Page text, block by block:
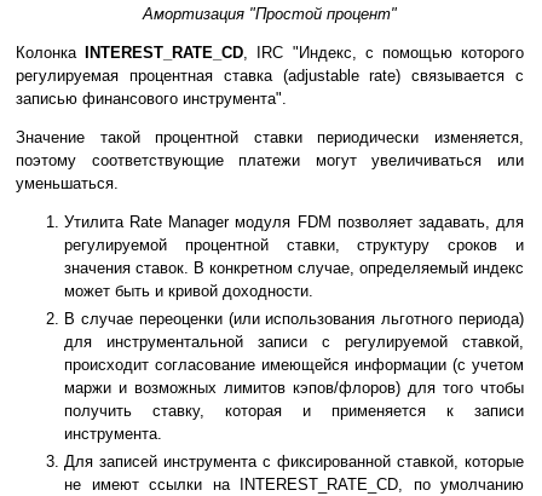
Амортизация "Простой процент"
Колонка INTEREST_RATE_CD, IRC "Индекс, с помощью которого
регулируемая процентная ставка (adjustable rate) связывается с
записью финансового инструмента".
Значение такой процентной ставки периодически изменяется,
поэтому соответствующие платежи могут увеличиваться или
уменьшаться.
Утилита Rate Manager модуля FDM позволяет задавать, для
регулируемой процентной ставки, структуру сроков и
значения ставок. В конкретном случае, определяемый индекс
может быть и кривой доходности.
В случае переоценки (или использования льготного периода)
для инструментальной записи с регулируемой ставкой,
происходит согласование имеющейся информации (с учетом
маржи и возможных лимитов кэпов/флоров) для того чтобы
получить ставку, которая и применяется к записи
инструмента.
Для записей инструмента с фиксированной ставкой, которые
не имеют ссылки на INTEREST_RATE_CD, по умолчанию